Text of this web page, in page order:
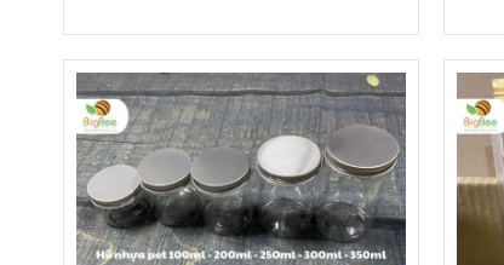
mứt kẹp, ô mai,...
Kích thước:
- Dung tích: 500ml
- Đường kính miệng: 88mm